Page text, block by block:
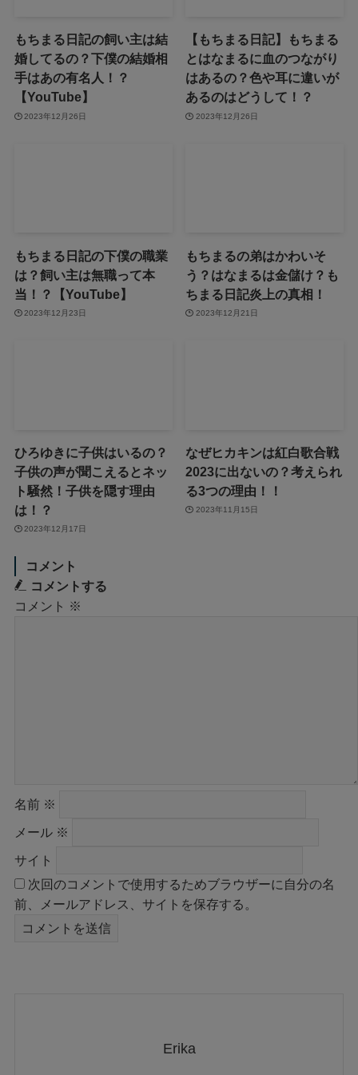
もちまる日記の飼い主は結
婚してるの？下僕の結婚相
手はあの有名人！？
【YouTube】
2023年12月26日
【もちまる日記】もちまる
とはなまるに血のつながり
はあるの？色や耳に違いが
あるのはどうして！？
2023年12月26日
もちまる日記の下僕の職業
は？飼い主は無職って本
当！？【YouTube】
2023年12月23日
もちまるの弟はかわいそ
う？はなまるは金儲け？も
ちまる日記炎上の真相！
2023年12月21日
ひろゆきに子供はいるの？
子供の声が聞こえるとネッ
ト騒然！子供を隠す理由
は！？
2023年12月17日
なぜヒカキンは紅白歌合戦
2023に出ないの？考えられ
る3つの理由！！
2023年11月15日
コメント
コメントする
コメント ※
名前 ※
メール ※
サイト
次回のコメントで使用するためブラウザーに自分の名
前、メールアドレス、サイトを保存する。
Erika